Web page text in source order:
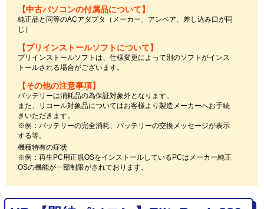
【中古パソコンの付属品について】
純正品と同等のACアダプタ（メーカー、アンペア、差し込み口が同
じ）
【プリインストールソフトについて】
プリインストールソフトは、仕様変更によって別のソフトがインス
トールされる場合がございます。
【その他の注意事項】
バッテリーは消耗品の為保証対象外となります。
また、リコール対象品についてはお客様より製造メーカーへお手続
きいただきます。
※例：バッテリーの完全消耗、バッテリーの交換メッセージが表示
する等。
機種特有の症状
※例：再生PC用正規OSをインストールしているPCはメーカー純正
OSの機能が一部制限がされております。